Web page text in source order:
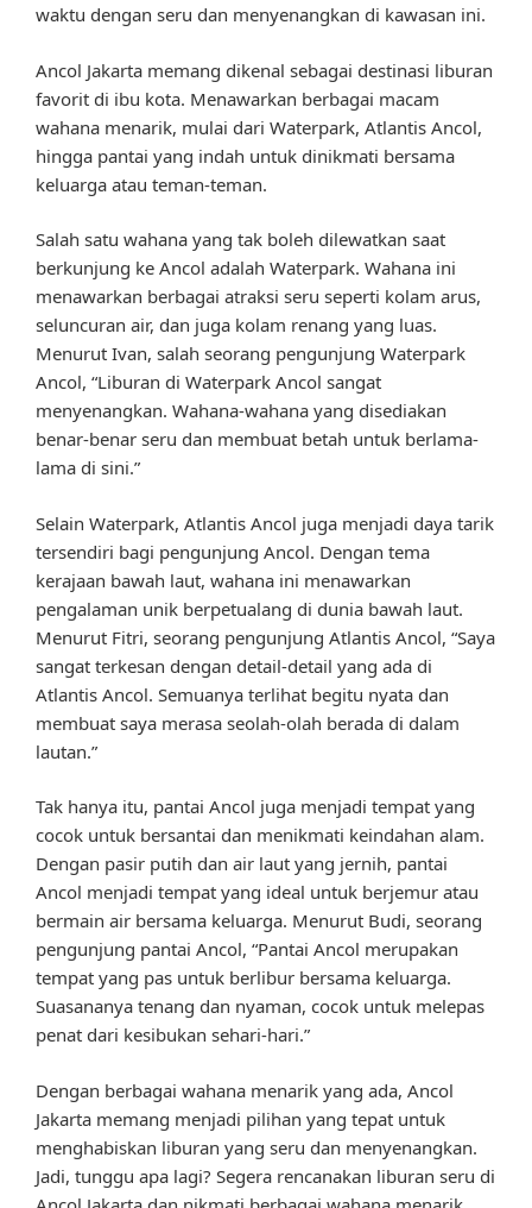
waktu dengan seru dan menyenangkan di kawasan ini.
Ancol Jakarta memang dikenal sebagai destinasi liburan
favorit di ibu kota. Menawarkan berbagai macam
wahana menarik, mulai dari Waterpark, Atlantis Ancol,
hingga pantai yang indah untuk dinikmati bersama
keluarga atau teman-teman.
Salah satu wahana yang tak boleh dilewatkan saat
berkunjung ke Ancol adalah Waterpark. Wahana ini
menawarkan berbagai atraksi seru seperti kolam arus,
seluncuran air, dan juga kolam renang yang luas.
Menurut Ivan, salah seorang pengunjung Waterpark
Ancol, “Liburan di Waterpark Ancol sangat
menyenangkan. Wahana-wahana yang disediakan
benar-benar seru dan membuat betah untuk berlama-
lama di sini.”
Selain Waterpark, Atlantis Ancol juga menjadi daya tarik
tersendiri bagi pengunjung Ancol. Dengan tema
kerajaan bawah laut, wahana ini menawarkan
pengalaman unik berpetualang di dunia bawah laut.
Menurut Fitri, seorang pengunjung Atlantis Ancol, “Saya
sangat terkesan dengan detail-detail yang ada di
Atlantis Ancol. Semuanya terlihat begitu nyata dan
membuat saya merasa seolah-olah berada di dalam
lautan.”
Tak hanya itu, pantai Ancol juga menjadi tempat yang
cocok untuk bersantai dan menikmati keindahan alam.
Dengan pasir putih dan air laut yang jernih, pantai
Ancol menjadi tempat yang ideal untuk berjemur atau
bermain air bersama keluarga. Menurut Budi, seorang
pengunjung pantai Ancol, “Pantai Ancol merupakan
tempat yang pas untuk berlibur bersama keluarga.
Suasananya tenang dan nyaman, cocok untuk melepas
penat dari kesibukan sehari-hari.”
Dengan berbagai wahana menarik yang ada, Ancol
Jakarta memang menjadi pilihan yang tepat untuk
menghabiskan liburan yang seru dan menyenangkan.
Jadi, tunggu apa lagi? Segera rencanakan liburan seru di